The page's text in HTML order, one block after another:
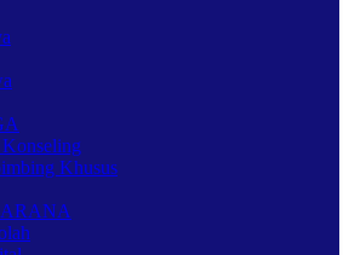
Khusus